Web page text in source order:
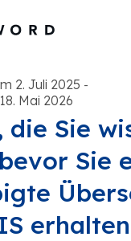
2. Juli 2025 -
Mai 2026
die Sie
Sie
erhalten